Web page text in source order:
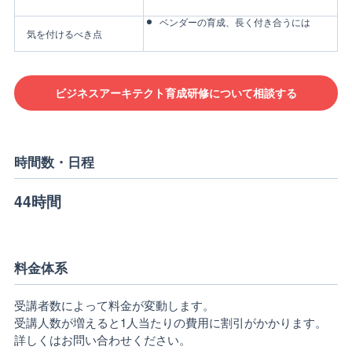
気を付けるべき点
ベンダーの育成、長く付き合うには
ビジネスアーキテクト育成研修について相談する
時間数・日程
44時間
料金体系
受講者数によって料金が変動します。
受講人数が増えると1人当たりの費用に割引がかかります。
詳しくはお問い合わせください。